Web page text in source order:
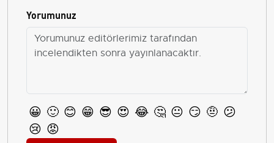
Yorumunuz
😀 🙂 😊 😁 😎 😍 😂 🤔 😐 😏 🤨 😕
😢 😡